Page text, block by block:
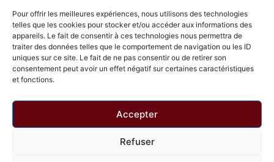
Pour offrir les meilleures expériences, nous utilisons des technologies
telles que les cookies pour stocker et/ou accéder aux informations des
appareils. Le fait de consentir à ces technologies nous permettra de
traiter des données telles que le comportement de navigation ou les ID
uniques sur ce site. Le fait de ne pas consentir ou de retirer son
consentement peut avoir un effet négatif sur certaines caractéristiques
et fonctions.
Accepter
Refuser